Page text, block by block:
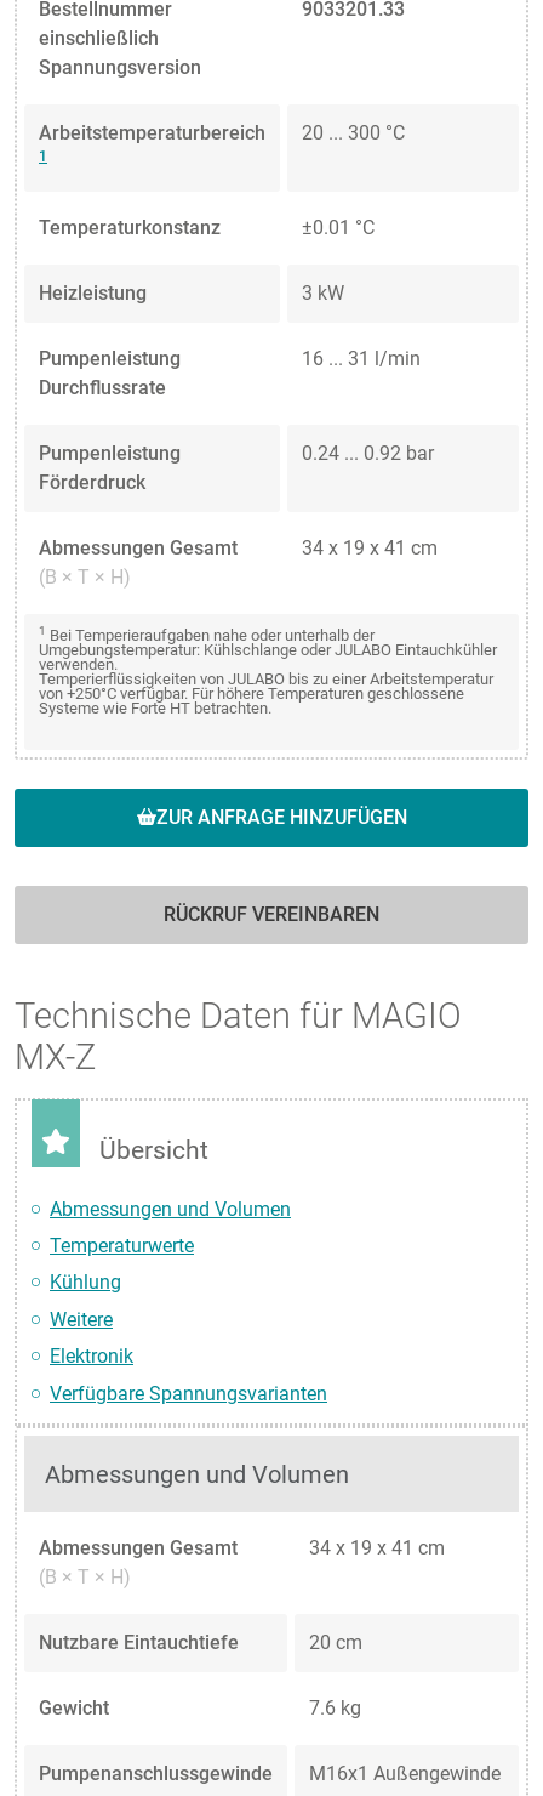
Bestellnummer
einschließlich
Spannungsversion
9033201.33
Arbeitstemperaturbereich
1
20 ... 300 °C
Temperaturkonstanz ±0.01 °C
Heizleistung 3 kW
Pumpenleistung
Durchflussrate
16 ... 31 l/min
Pumpenleistung
Förderdruck
0.24 ... 0.92 bar
Abmessungen Gesamt
(B × T × H)
34 x 19 x 41 cm
1 Bei Temperieraufgaben nahe oder unterhalb der
Umgebungstemperatur: Kühlschlange oder JULABO Eintauchkühler
verwenden.
Temperierflüssigkeiten von JULABO bis zu einer Arbeitstemperatur
von +250°C verfügbar. Für höhere Temperaturen geschlossene
Systeme wie Forte HT betrachten.
ZUR ANFRAGE HINZUFÜGEN
RÜCKRUF VEREINBAREN
Technische Daten für MAGIO
MX-Z
Übersicht
Abmessungen und Volumen
Temperaturwerte
Kühlung
Weitere
Elektronik
Verfügbare Spannungsvarianten
Abmessungen und Volumen
Abmessungen Gesamt
(B × T × H)
34 x 19 x 41 cm
Nutzbare Eintauchtiefe 20 cm
Gewicht 7.6 kg
Pumpenanschlussgewinde M16x1 Außengewinde